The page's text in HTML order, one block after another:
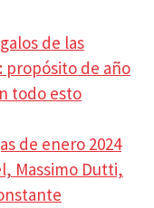
de las
propósito de año
todo esto
de enero 2024
Massimo Dutti,